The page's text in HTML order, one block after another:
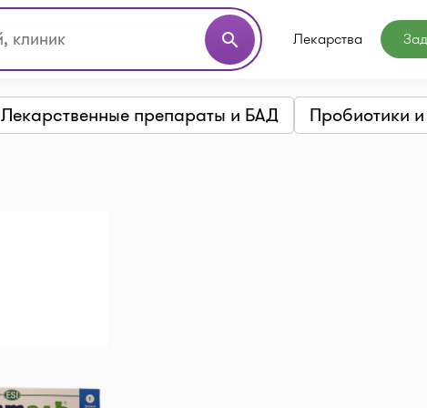
search Лекарства
Лекарственные препараты и БАД Пробиотики